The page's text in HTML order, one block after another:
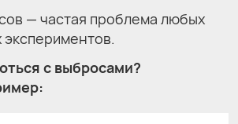
— частая проблема любых
экспериментов.
с выбросами?